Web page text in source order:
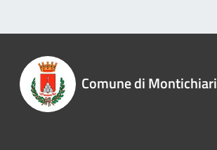
Comune di Montichiari